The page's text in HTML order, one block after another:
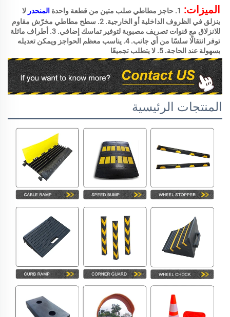
الميزات: 1. حاجز مطاطي صلب متين من قطعة واحدة المنحدر
بسهولة عند الحاجة. 5. لا يتطلب تجميعًا
المنتجات الرئيسية